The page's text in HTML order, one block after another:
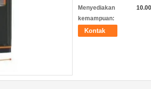
Menyediakan
kemampuan:
Kontak